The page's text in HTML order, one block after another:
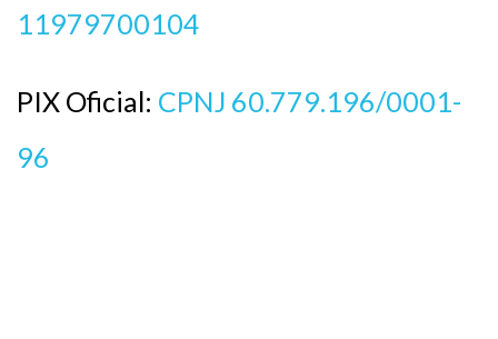
11979700104
PIX Oficial: CPNJ 60.779.196/0001-
96